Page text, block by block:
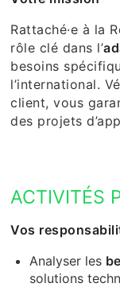
Rattaché·e à la
rôle clé dans l’
besoins
l’international.
client, vous
des projets
ACTIVITÉS
Vos
Analyser les
solutions